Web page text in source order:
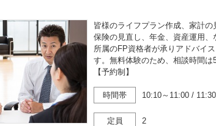
皆様のライフプラン作成、家計の
保険の見直し、年金、資産運用、
所属のFP資格者が承りアドバイ
す。無料体験のため、相談時間は
【予約制】
時間帯 10:10～11:00 /
定員 2